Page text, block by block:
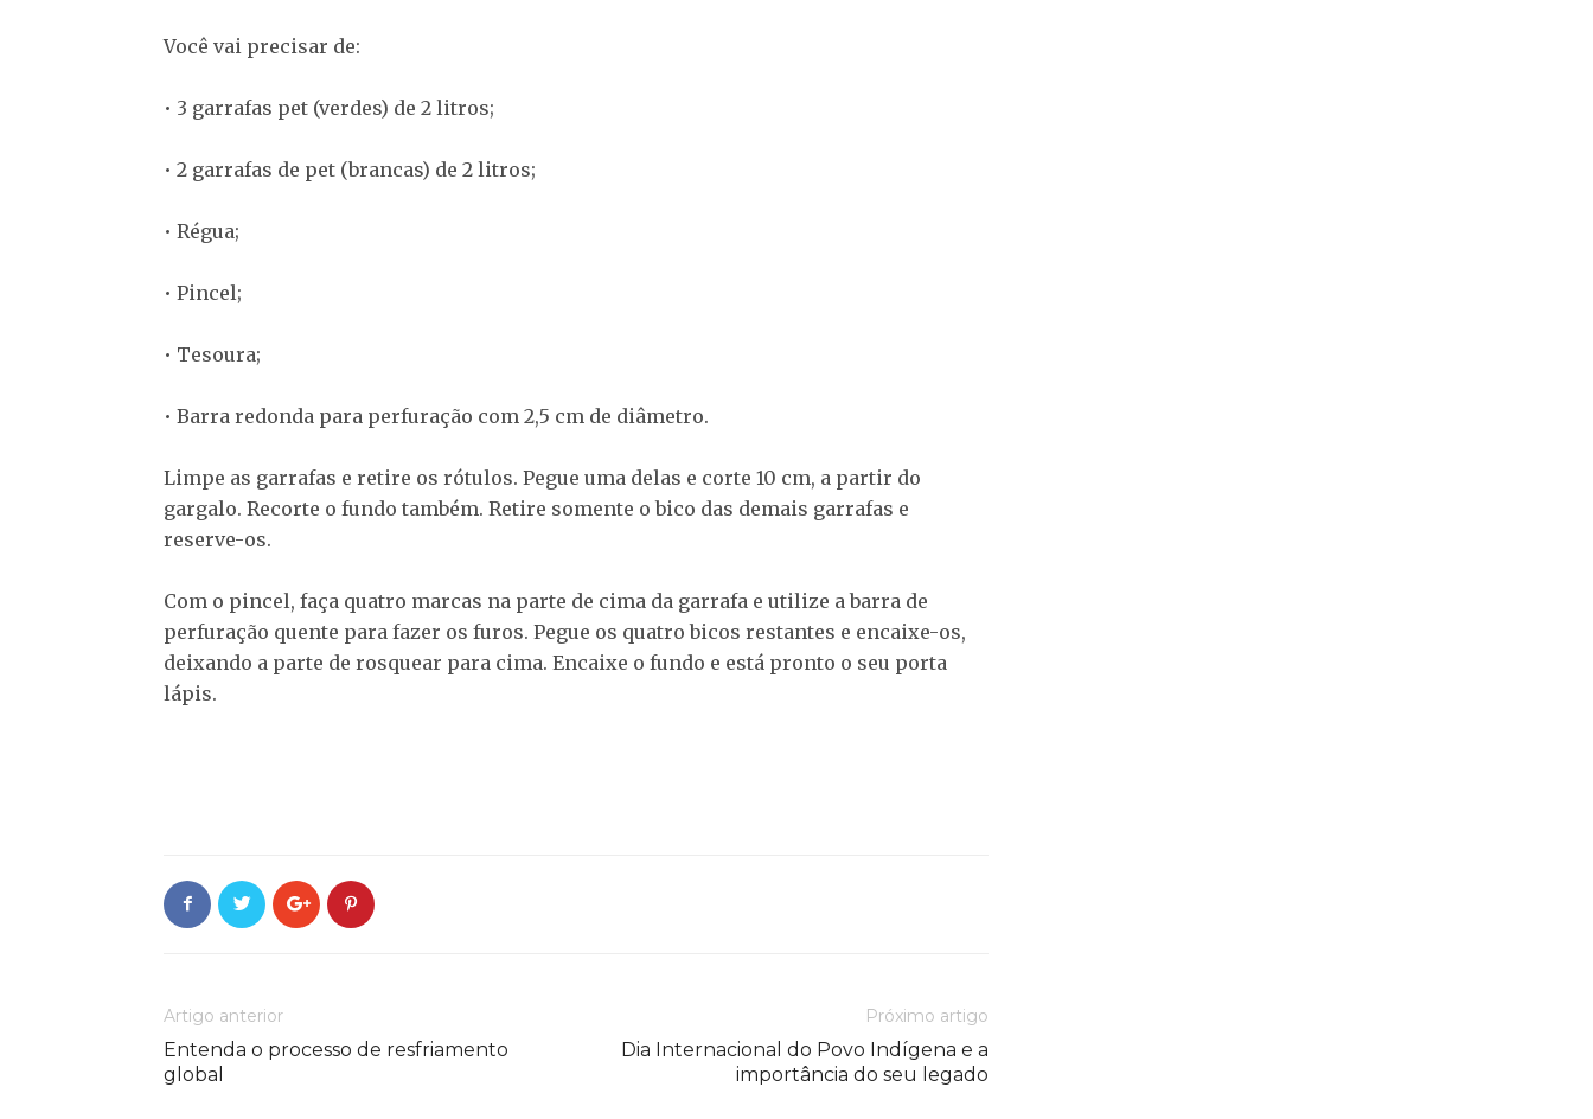
Você vai precisar de:
• 3 garrafas pet (verdes) de 2 litros;
• 2 garrafas de pet (brancas) de 2 litros;
• Régua;
• Pincel;
• Tesoura;
• Barra redonda para perfuração com 2,5 cm de diâmetro.
Limpe as garrafas e retire os rótulos. Pegue uma delas e corte 10 cm, a partir do
gargalo. Recorte o fundo também. Retire somente o bico das demais garrafas e
reserve-os.
Com o pincel, faça quatro marcas na parte de cima da garrafa e utilize a barra de
perfuração quente para fazer os furos. Pegue os quatro bicos restantes e encaixe-os,
deixando a parte de rosquear para cima. Encaixe o fundo e está pronto o seu porta
lápis.
Artigo anterior
Entenda o processo de resfriamento
global
Próximo artigo
Dia Internacional do Povo Indígena e a
importância do seu legado